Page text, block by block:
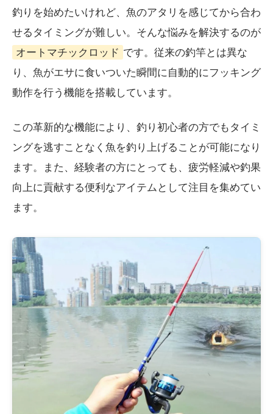
釣りを始めたいけれど、魚のアタリを感じてから合わ
せるタイミングが難しい。そんな悩みを解決するのが
オートマチックロッド です。従来の釣竿とは異な
り、魚がエサに食いついた瞬間に自動的にフッキング
動作を行う機能を搭載しています。
この革新的な機能により、釣り初心者の方でもタイミ
ングを逃すことなく魚を釣り上げることが可能になり
ます。また、経験者の方にとっても、疲労軽減や釣果
向上に貢献する便利なアイテムとして注目を集めてい
ます。